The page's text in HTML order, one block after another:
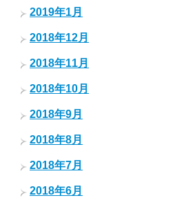
2019年1月
2018年12月
2018年11月
2018年10月
2018年9月
2018年8月
2018年7月
2018年6月